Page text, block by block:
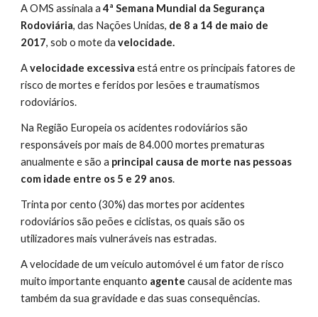
A OMS assinala a 4ª Semana Mundial da Segurança
Rodoviária, das Nações Unidas, de 8 a 14 de maio de
2017, sob o mote da velocidade.
A velocidade excessiva está entre os principais fatores de
risco de mortes e feridos por lesões e traumatismos
rodoviários.
Na Região Europeia os acidentes rodoviários são
responsáveis ​​por mais de 84.000 mortes prematuras
anualmente e são a principal causa de morte nas pessoas
com idade entre os 5 e 29 anos.
Trinta por cento (30%) das mortes por acidentes
rodoviários são peões e ciclistas, os quais são os
utilizadores mais vulneráveis ​​nas estradas.
A velocidade de um veículo automóvel é um fator de risco
muito importante enquanto agente causal de acidente mas
também da sua gravidade e das suas consequências.